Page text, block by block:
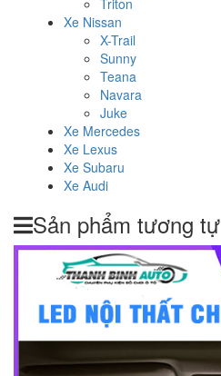
Triton
Xe Nissan
X-Trail
Sunny
Teana
Navara
Juke
Xe Mercedes
Xe Lexus
Xe Subaru
Xe Audi
Sản phẩm tương tự